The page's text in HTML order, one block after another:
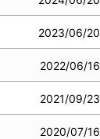
2023/06/20
2022/06/16
2021/09/23
2020/07/16